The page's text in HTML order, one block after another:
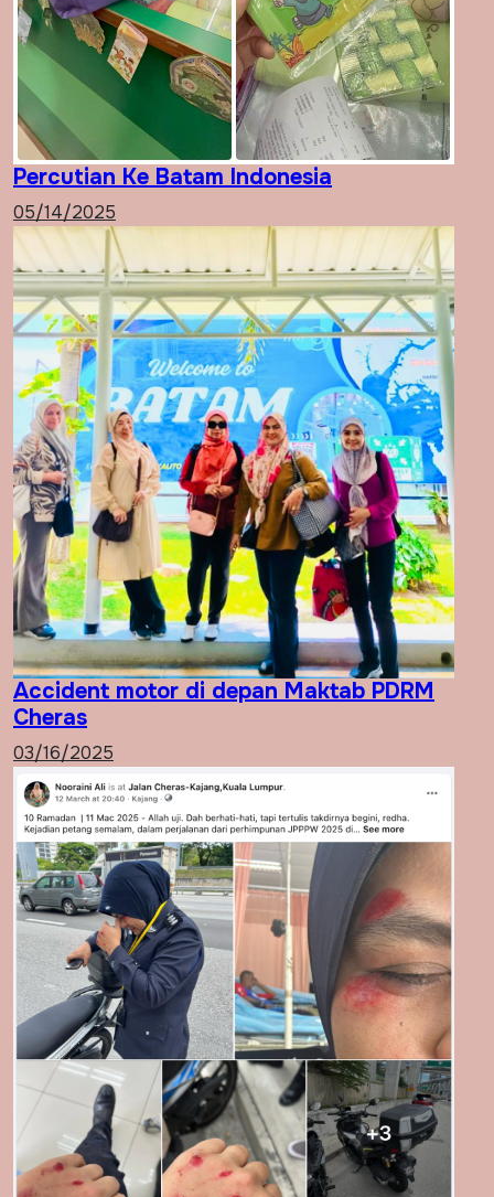
Percutian Ke Batam Indonesia
05/14/2025
Accident motor di depan Maktab PDRM
Cheras
03/16/2025